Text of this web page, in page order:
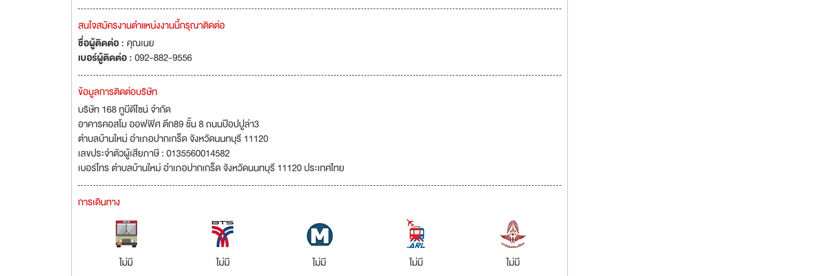
สนใจสมัครงานตำแหน่งงานนี้กรุณาติดต่อ
ชื่อผู้ติดต่อ :คุณเนย
เบอร์ผู้ติดต่อ :092-882-9556
ข้อมูลการติดต่อบริษัท
บริษัท 168 ทูบีดีไซน์ จำกัด
อาคารคอสโม ออฟฟิศ ตึก89 ชั้น 8 ถนนป๊อปปูล่า3
ตำบลบ้านใหม่ อำเภอปากเกร็ด จังหวัดนนทบุรี 11120
เลขประจำตัวผู้เสียภาษี : 0135560014582
เบอร์โทร ตำบลบ้านใหม่ อำเภอปากเกร็ด จังหวัดนนทบุรี 11120 ประเทศไทย
การเดินทาง
ไม่มี ไม่มี ไม่มี ไม่มี
ไม่มี